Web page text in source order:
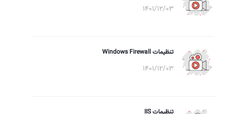
1401/12/03
تنظیمات Windows Firewall
1401/12/03
تنظیمات IIS